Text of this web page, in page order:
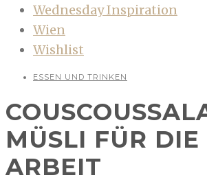
Wednesday Inspiration
Wien
Wishlist
ESSEN UND TRINKEN
MÜSLI FÜR DIE
ARBEIT